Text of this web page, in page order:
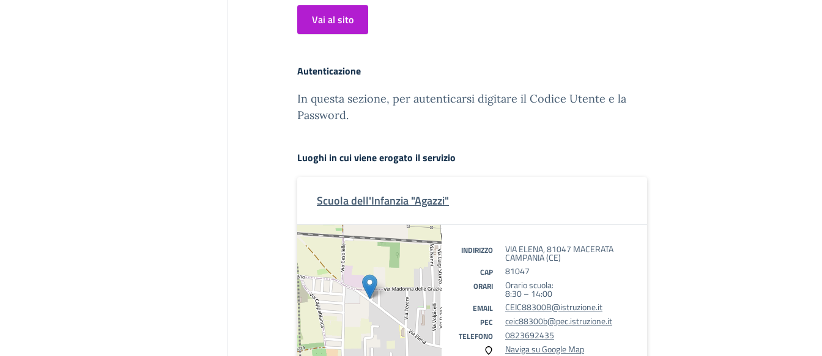
Vai al sito
Autenticazione
In questa sezione, per autenticarsi digitare il Codice Utente e la
Password.
Luoghi in cui viene erogato il servizio
Scuola dell'Infanzia "Agazzi"
INDIRIZZO VIA ELENA, 81047 MACERATA
CAMPANIA (CE)
CAP 81047
ORARI Orario scuola:
8:30 – 14:00
EMAIL CEIC88300B@istruzione.it
PEC ceic88300b@pec.istruzione.it
TELEFONO
0823692435
Naviga su Google Map